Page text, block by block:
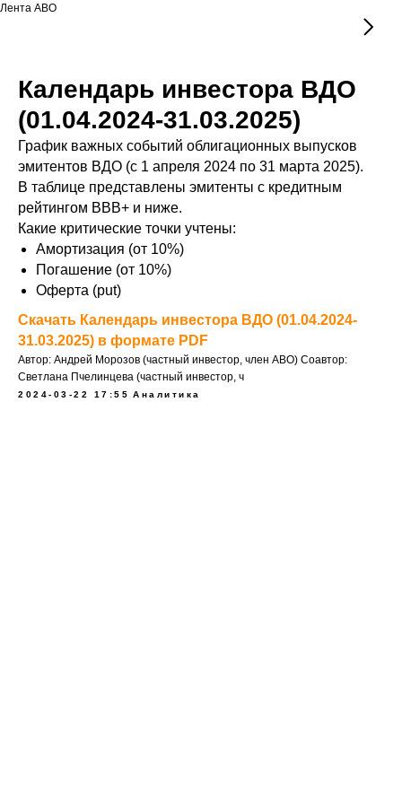
Лента АВО
Календарь инвестора ВДО
(01.04.2024-31.03.2025)
График важных событий облигационных выпусков
эмитентов ВДО (c 1 апреля 2024 по 31 марта 2025).
В таблице представлены эмитенты с кредитным
рейтингом ВВВ+ и ниже.
Какие критические точки учтены:
Амортизация (от 10%)
Погашение (от 10%)
Оферта (put)
Скачать Календарь инвестора ВДО (01.04.2024-
31.03.2025) в формате PDF
Автор: Андрей Морозов (частный инвестор, член АВО) Соавтор:
Светлана Пчелинцева (частный инвестор, ч
2024-03-22 17:55 Аналитика